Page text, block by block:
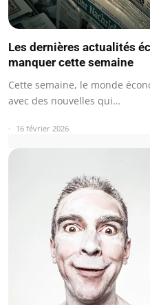
Les dernières actualités
manquer cette semaine
Cette semaine, le monde
avec des nouvelles qui…
16 février 2026